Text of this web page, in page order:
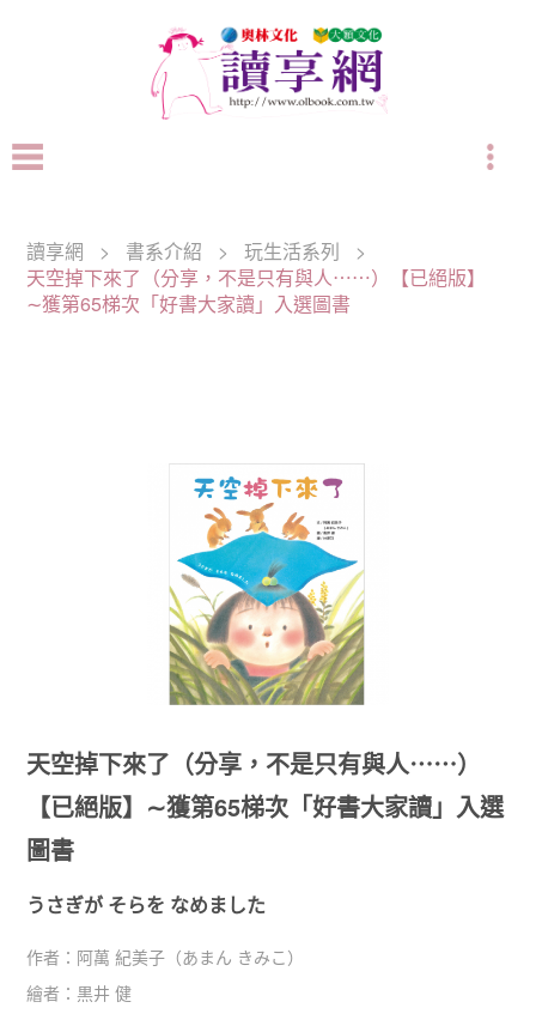
讀享網 > 書系介紹 > 玩生活系列
>
天空掉下來了（分享，不是只有與人⋯⋯）【已絕版】
∼獲第65梯次「好書大家讀」入選圖書
天空掉下來了（分享，不是只有與人⋯⋯）
【已絕版】∼獲第65梯次「好書大家讀」入選
圖書
うさぎが そらを なめました
作者： 阿萬 紀美子（あまん きみこ）
繪者： 黒井 健